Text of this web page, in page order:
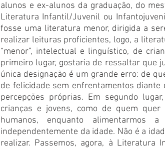
alunos e ex-alunos da graduação, do
Literatura Infantil/Juvenil ou
fosse uma literatura menor, dirigida a
realizar leituras proficientes, logo, a
“menor”, intelectual e linguístico, de
primeiro lugar, gostaria de ressaltar que
única designação é um grande erro: de
de felicidade sem enfrentamentos diante
percepções próprias. Em segundo
crianças e jovens, como de quem
humanos, enquanto alimentarmos
independentemente da idade. Não é a
realizar. Passemos, agora, à Literatura